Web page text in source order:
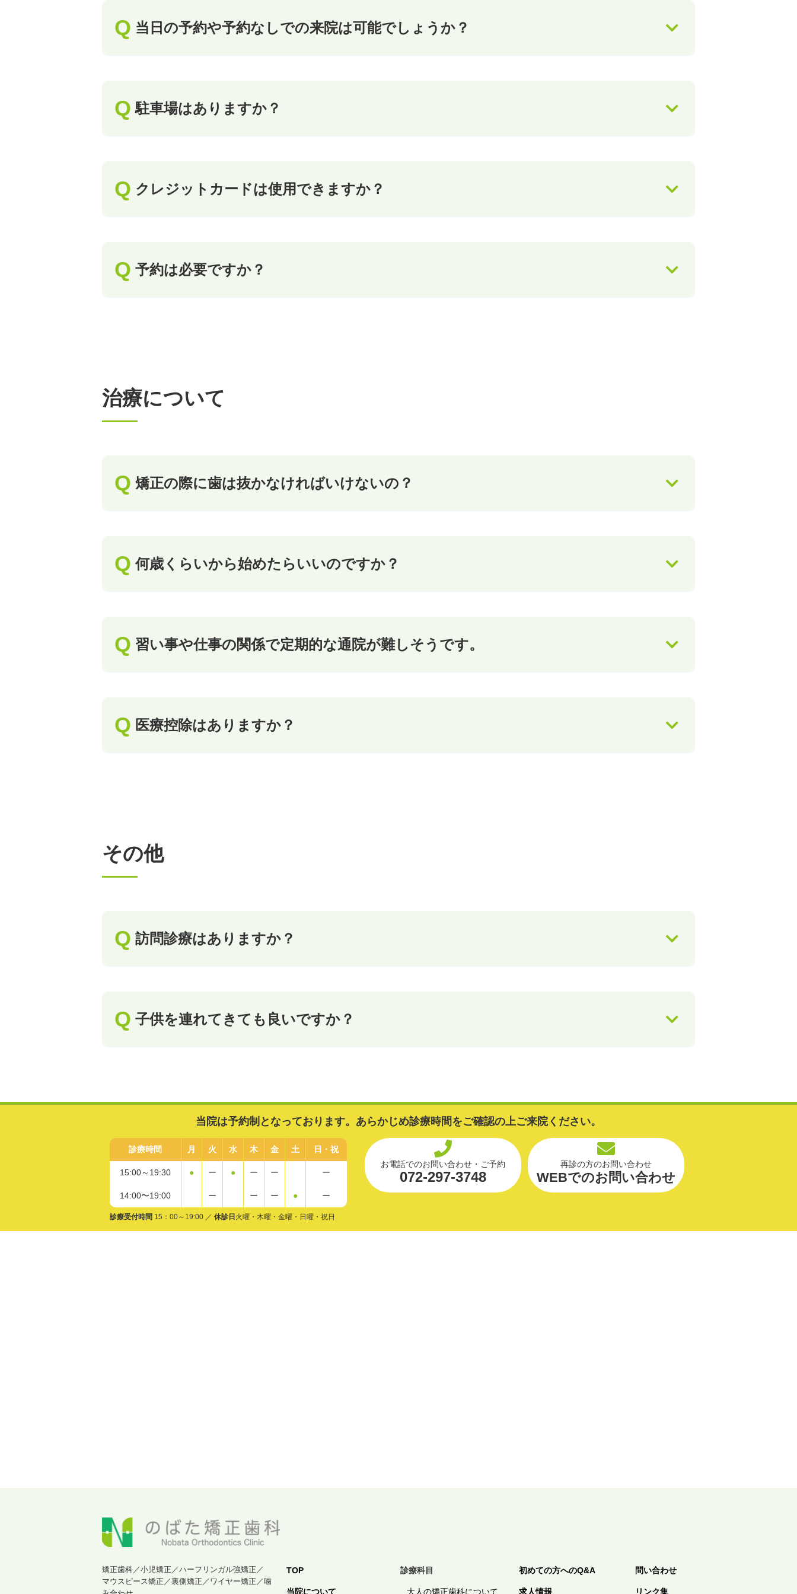
当日の予約や予約なしでの来院は可能でしょうか？
駐車場はありますか？
クレジットカードは使用できますか？
予約は必要ですか？
治療について
矯正の際に歯は抜かなければいけないの？
何歳くらいから始めたらいいのですか？
習い事や仕事の関係で定期的な通院が難しそうです。
医療控除はありますか？
その他
訪問診療はありますか？
子供を連れてきても良いですか？
当院は予約制となっております。あらかじめ診療時間をご確認の上ご来院ください。
診療時間 月 火 水 木 金 土 日・祝
15:00～19:30 ● ー ● ー ー ー
14:00〜19:00 ー ー ー ● ー
診療受付時間 15：00～19:00 ／ 休診日 火曜・木曜・金曜・日曜・祝日
お電話でのお問い合わせ・ご予約
072-297-3748
再診の方のお問い合わせ
WEBでのお問い合わせ
矯正歯科／小児矯正／ハーフリンガル強矯正／
マウスピース矯正／裏側矯正／ワイヤー矯正／噛
TOP
当院について
診療科目
大人の矯正歯科について
初めての方へのQ&A
求人情報
問い合わせ
リンク集